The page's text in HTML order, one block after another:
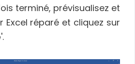
terminé, prévisualisez et
Excel réparé et cliquez sur
'.